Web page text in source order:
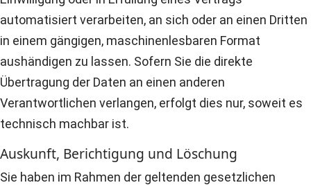
automatisiert verarbeiten, an sich oder an einen Dritten
in einem gängigen, maschinenlesbaren Format
aushändigen zu lassen. Sofern Sie die direkte
Übertragung der Daten an einen anderen
Verantwortlichen verlangen, erfolgt dies nur, soweit es
technisch machbar ist.
Auskunft, Berichtigung und Löschung
Sie haben im Rahmen der geltenden gesetzlichen